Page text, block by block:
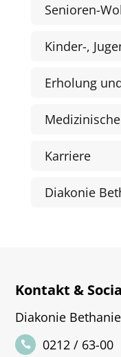
Senioren-
Kinder-,
Erholung
Karriere
Diakonie
Kontakt &
Diakonie
0212 / 63-00